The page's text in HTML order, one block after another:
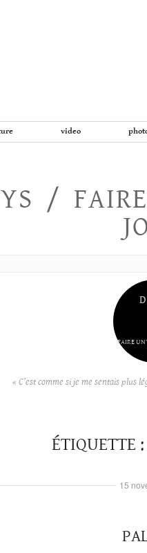
video
/
FAIRE UN
« C’est comme si je me sentais plus
ÉTIQUETTE :
15